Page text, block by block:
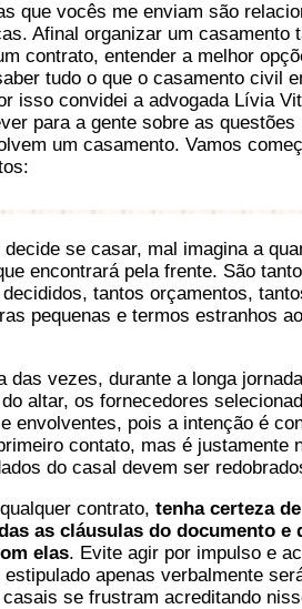
que vocês me enviam são
Afinal organizar um casamento
contrato, entender a melhor
tudo o que o casamento civil
isso convidei a advogada Lívia
para a gente sobre as questões
um casamento. Vamos
se casar, mal imagina a
encontrará pela frente. São
tantos orçamentos,
pequenas e termos estranhos
das vezes, durante a longa
altar, os fornecedores
envolventes, pois a intenção é
contato, mas é justamente
do casal devem ser
contrato, tenha certeza
as cláusulas do documento e
elas. Evite agir por impulso e
apenas verbalmente
se frustram acreditando